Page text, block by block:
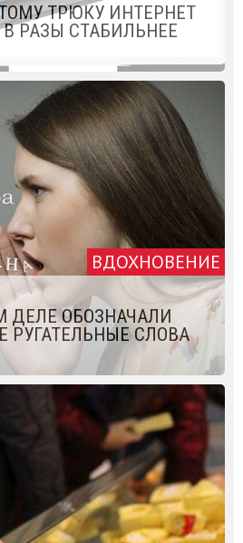
ТРЮКУ ИНТЕРНЕТ
РАЗЫ СТАБИЛЬНЕЕ
ВДОХНОВЕНИЕ
ДЕЛЕ ОБОЗНАЧАЛИ
РУГАТЕЛЬНЫЕ СЛОВА